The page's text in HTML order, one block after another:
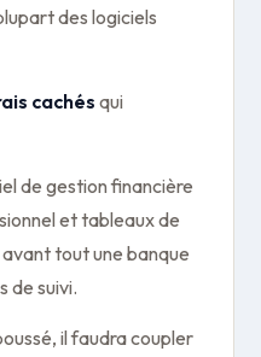
des logiciels
cachésqui
de gestion financière
et tableaux de
tout une banque
de suivi.
il faudra coupler